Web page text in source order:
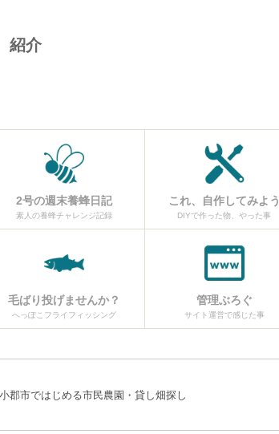
紹介
2号の週末養蜂日記
素人の養蜂チャレンジ記録
これ、自作してみよう
DIYで作った物、やった事
毛ばり投げませんか？
へっぽこフライフィッシング
管理ぶろぐ
サイト運営で感じた事
郡市ではじめる市民農園・貸し畑探し